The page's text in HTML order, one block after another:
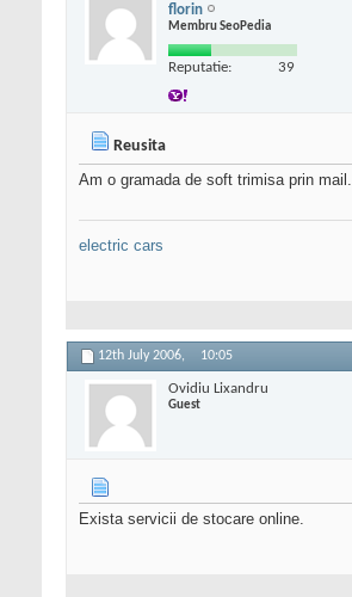
florin
Membru SeoPedia
Reputatie: 39
Reusita
Am o gramada de soft trimisa prin mail.
electric cars
12th July 2006, 10:05
Ovidiu Lixandru
Guest
Exista servicii de stocare online.